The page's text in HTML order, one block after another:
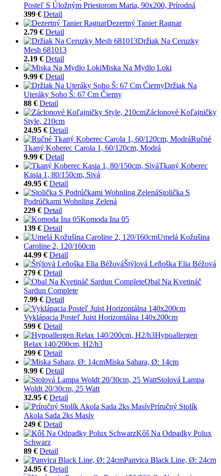
Posteľ S Úložným Priestorom Maria, 90x200, Prírodná
399 € Detail
Dezertný Tanier Ragnar
2.79 € Detail
Držiak Na Ceruzky
Mesh 681013
2.19 € Detail
Miska Na Mydlo Loki
9.99 € Detail
Držiak Na
Uteráky Soho Š: 67 Cm Čierny
88 € Detail
Záclonové Koľajničky
Style, 210cm
24.95 € Detail
Ručné
Tkaný Koberec Carola 1, 60/120cm, Modrá
9.99 € Detail
Tkaný Koberec
Kasia 1, 80/150cm, Sivá
49.95 € Detail
Stolička S
Podrúčkami Wohnling Zelená
229 € Detail
Komoda Ina 05
139 € Detail
Umelá Kožušina
Caroline 2, 120/160cm
44.99 € Detail
Štýlová Leňoška Elia Béžová
279 € Detail
Obal Na Kvetináč
Sardun Complete
7.99 € Detail
Vyklápacia Posteľ Juist Horizontálna 140x200cm
599 € Detail
Hypoallergen
Relax 140/200cm, H2/h3
299 € Detail
Miska Sahara, Ø: 14cm
9.99 € Detail
Stolová Lampa
Woldt 20/30cm, 25 Watt
32.95 € Detail
Príručný Stolík
Akola Sada 2ks Masív
249 € Detail
Kôš Na Odpadky Polux
Schwarz
89 € Detail
Panvica Black Line, Ø: 24cm
24.95 € Detail